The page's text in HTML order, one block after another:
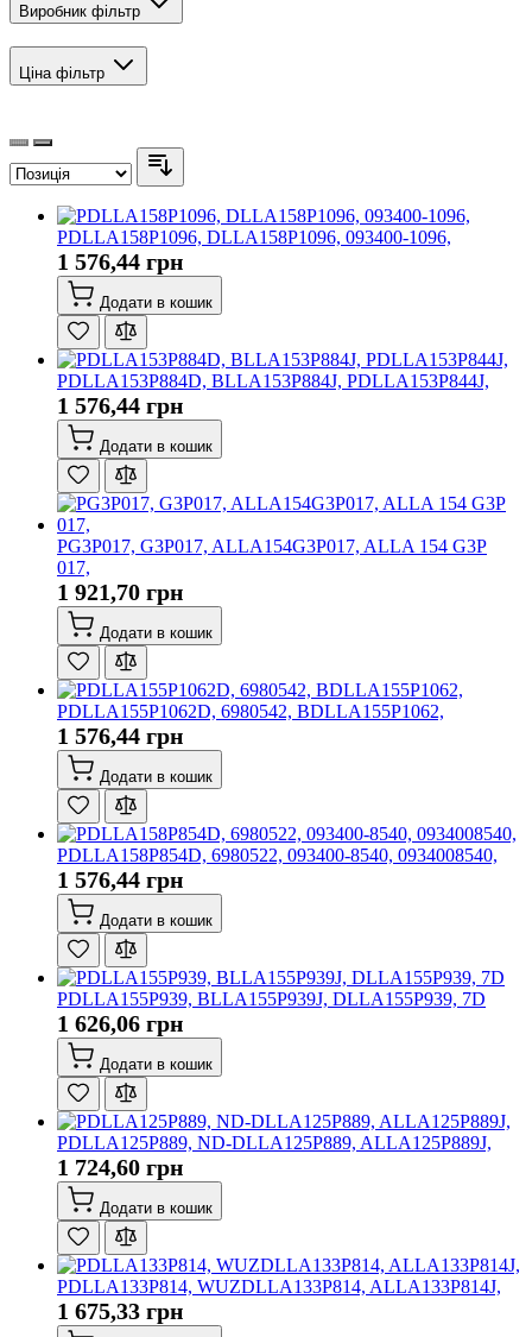
Виробник фільтр
Ціна фільтр
PDLLA158P1096, DLLA158P1096, 093400-1096,
1 576,44 грн
Додати в кошик
PDLLA153P884D, BLLA153P884J, PDLLA153P844J,
1 576,44 грн
Додати в кошик
PG3P017, G3P017, ALLA154G3P017, ALLA 154 G3P
017,
1 921,70 грн
Додати в кошик
PDLLA155P1062D, 6980542, BDLLA155P1062,
1 576,44 грн
Додати в кошик
PDLLA158P854D, 6980522, 093400-8540, 0934008540,
1 576,44 грн
Додати в кошик
PDLLA155P939, BLLA155P939J, DLLA155P939, 7D
1 626,06 грн
Додати в кошик
PDLLA125P889, ND-DLLA125P889, ALLA125P889J,
1 724,60 грн
Додати в кошик
PDLLA133P814, WUZDLLA133P814, ALLA133P814J,
1 675,33 грн